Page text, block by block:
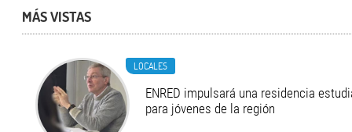
MÁS VISTAS
LOCALES
ENRED impulsará una residencia
para jóvenes de la región